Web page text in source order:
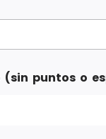
puntos o